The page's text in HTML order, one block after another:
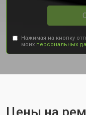
Нажимая на кнопку
моих персональных
Цены на